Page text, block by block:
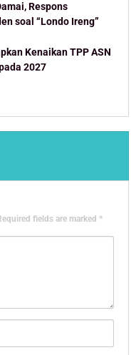
Respons
soal “Londo Ireng”
Kenaikan TPP ASN
2027
fields are marked *